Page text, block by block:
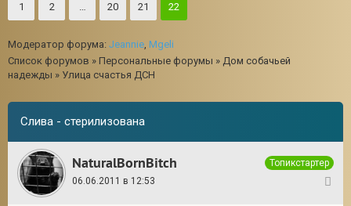
1 2 … 20 21 22
Модератор форума: Jeannie, Mgeli
Список форумов » Персональные форумы » Дом собачьей
надежды » Улица счастья ДСН
Слива - стерилизована
NaturalBornBitch
Топикстартер
06.06.2011 в 12:53